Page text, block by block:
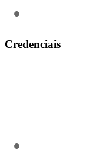
Credenciais